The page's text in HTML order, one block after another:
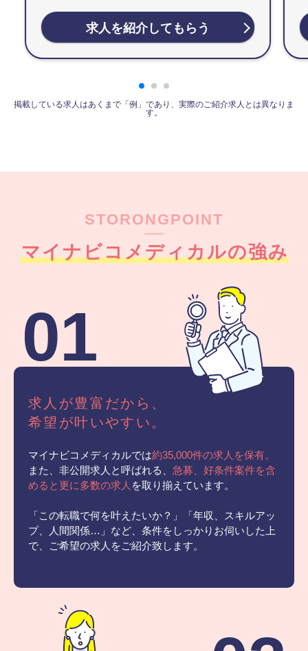
求人を紹介してもらう
掲載している求人はあくまで「例」であり、実際のご紹介求人とは異なりま
す。
STORONGPOINT
マイナビコメディカルの強み
01
求人が豊富だから、
希望が叶いやすい。
マイナビコメディカルでは約35,000件の求人を保有。
また、非公開求人と呼ばれる、 急募、好条件案件を含
めると更に多数の求人 を取り揃えています。
「この転職で何を叶えたいか？」「年収、スキルアッ
プ、人間関係…」など、条件をしっかりお伺いした上
で、ご希望の求人をご紹介致します。